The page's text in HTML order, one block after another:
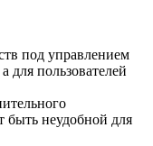
под управлением
для пользователей
быть неудобной для